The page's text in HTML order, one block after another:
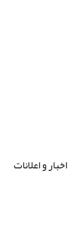
اخبار و اعلانات